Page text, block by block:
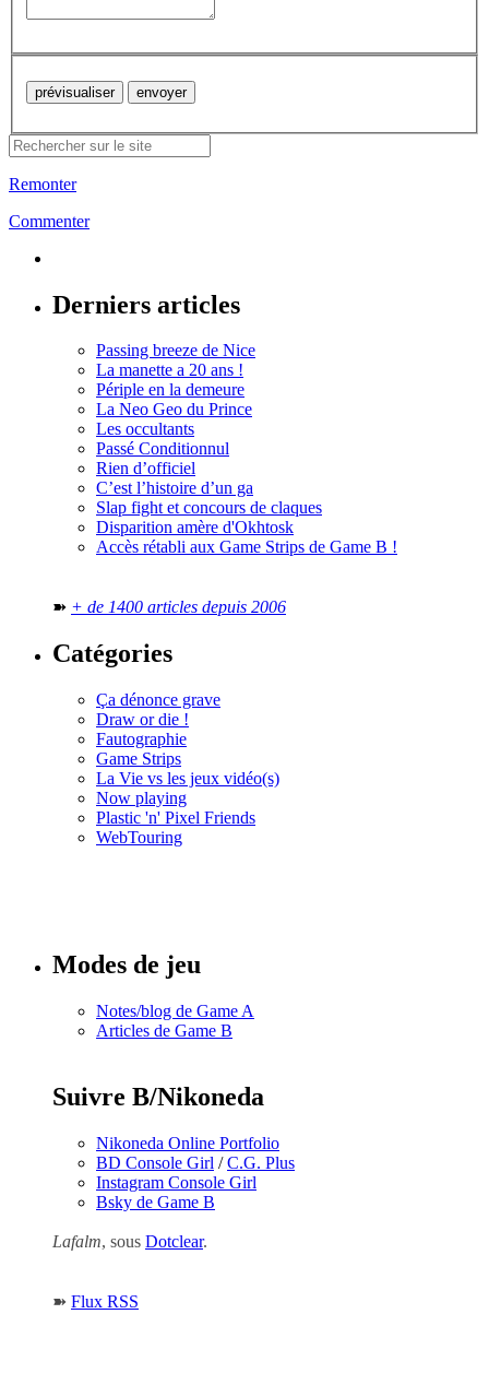
Remonter
Commenter
Derniers articles
Passing breeze de Nice
La manette a 20 ans !
Périple en la demeure
La Neo Geo du Prince
Les occultants
Passé Conditionnul
Rien d’officiel
C’est l’histoire d’un ga
Slap fight et concours de claques
Disparition amère d'Okhtosk
Accès rétabli aux Game Strips de Game B !
➽ + de 1400 articles depuis 2006
Catégories
Ça dénonce grave
Draw or die !
Fautographie
Game Strips
La Vie vs les jeux vidéo(s)
Now playing
Plastic 'n' Pixel Friends
WebTouring
Modes de jeu
Notes/blog de Game A
Articles de Game B
Suivre B/Nikoneda
Nikoneda Online Portfolio
BD Console Girl /C.G. Plus
Instagram Console Girl
Bsky de Game B
Lafalm, sous Dotclear.
➽ Flux RSS